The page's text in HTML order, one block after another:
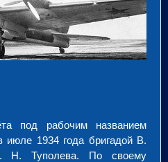
под рабочим названием
1934 года бригадой В.
Туполева. По своему